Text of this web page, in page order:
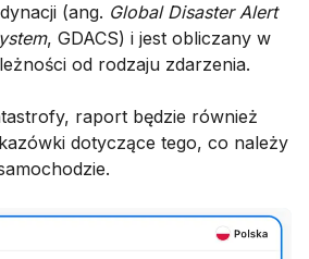
(ang. Global Disaster Alert
, GDACS) i jest obliczany w
od rodzaju zdarzenia.
raport będzie również
dotyczące tego, co należy